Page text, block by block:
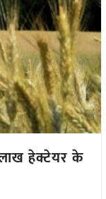
हेक्टेयर के